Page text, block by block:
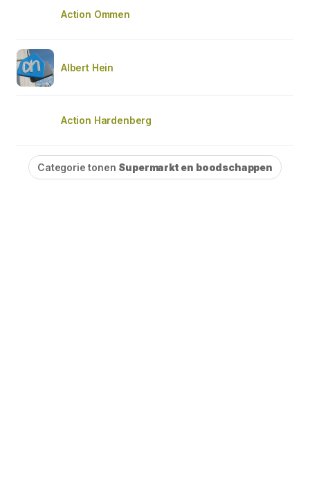
Action Ommen
Albert Hein
Action Hardenberg
Categorie tonen Supermarkt en boodschappen